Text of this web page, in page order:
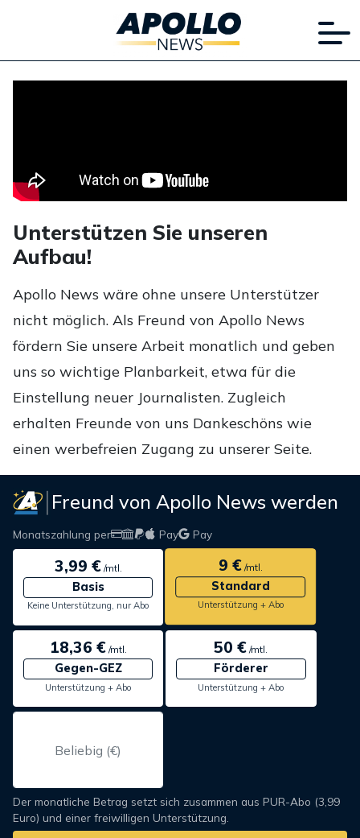
Unterstützen Sie unseren
Aufbau!
Apollo News wäre ohne unsere Unterstützer
nicht möglich. Als Freund von Apollo News
fördern Sie unsere Arbeit monatlich und geben
uns so wichtige Planbarkeit, etwa für die
Einstellung neuer Journalisten. Zugleich
erhalten Freunde von uns Dankeschöns wie
einen werbefreien Zugang zu unserer Seite.
Freund von Apollo News werden
Monatszahlung per Pay Pay
3,99 €/mtl.
Basis
Keine Unterstützung, nur Abo
9 €/mtl.
Standard
Unterstützung + Abo
18,36 €/mtl.
Gegen-GEZ
Unterstützung + Abo
50 € /mtl.
Förderer
Unterstützung + Abo
Der monatliche Betrag setzt sich zusammen aus PUR-Abo (3,99
Euro) und einer freiwilligen Unterstützung.